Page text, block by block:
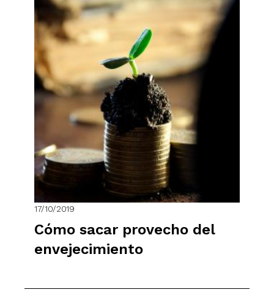
17/10/2019
Cómo sacar provecho del
envejecimiento